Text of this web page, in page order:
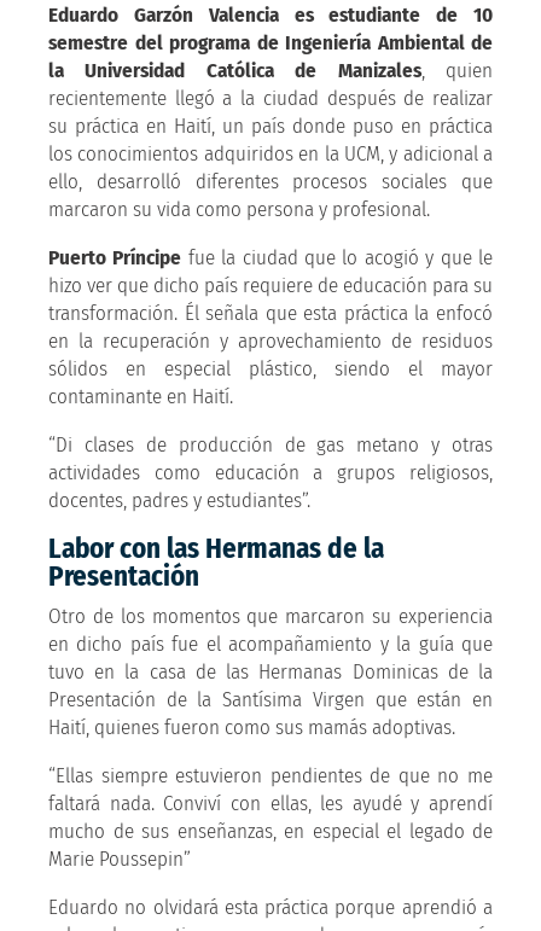
Eduardo Garzón Valencia es estudiante de 10
semestre del programa de Ingeniería Ambiental de
la Universidad Católica de Manizales, quien
recientemente llegó a la ciudad después de realizar
su práctica en Haití, un país donde puso en práctica
los conocimientos adquiridos en la UCM, y adicional a
ello, desarrolló diferentes procesos sociales que
marcaron su vida como persona y profesional.
Puerto Príncipe fue la ciudad que lo acogió y que le
hizo ver que dicho país requiere de educación para su
transformación. Él señala que esta práctica la enfocó
en la recuperación y aprovechamiento de residuos
sólidos en especial plástico, siendo el mayor
contaminante en Haití.
“Di clases de producción de gas metano y otras
actividades como educación a grupos religiosos,
docentes, padres y estudiantes”.
Labor con las Hermanas de la
Presentación
Otro de los momentos que marcaron su experiencia
en dicho país fue el acompañamiento y la guía que
tuvo en la casa de las Hermanas Dominicas de la
Presentación de la Santísima Virgen que están en
Haití, quienes fueron como sus mamás adoptivas.
“Ellas siempre estuvieron pendientes de que no me
faltará nada. Conviví con ellas, les ayudé y aprendí
mucho de sus enseñanzas, en especial el legado de
Marie Poussepin”
Eduardo no olvidará esta práctica porque aprendió a